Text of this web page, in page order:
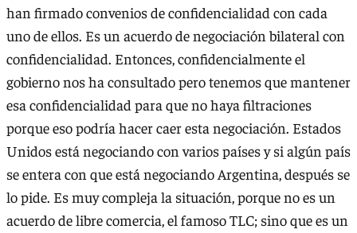
han firmado convenios de confidencialidad con cada
uno de ellos. Es un acuerdo de negociación bilateral con
confidencialidad. Entonces, confidencialmente el
gobierno nos ha consultado pero tenemos que mantener
esa confidencialidad para que no haya filtraciones
porque eso podría hacer caer esta negociación. Estados
Unidos está negociando con varios países y si algún país
se entera con que está negociando Argentina, después se
lo pide. Es muy compleja la situación, porque no es un
acuerdo de libre comercia, el famoso TLC; sino que es un